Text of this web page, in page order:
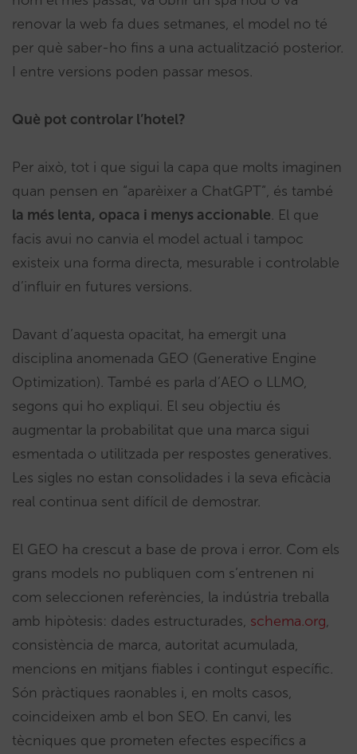
renovar la web fa dues setmanes, el model no té
per què saber-ho fins a una actualització posterior.
I entre versions poden passar mesos.
Què pot controlar l’hotel?
Per això, tot i que sigui la capa que molts imaginen
quan pensen en “aparèixer a ChatGPT”, és també
la més lenta, opaca i menys accionable. El que
facis avui no canvia el model actual i tampoc
existeix una forma directa, mesurable i controlable
d’influir en futures versions.
Davant d’aquesta opacitat, ha emergit una
disciplina anomenada GEO (Generative Engine
Optimization). També es parla d’AEO o LLMO,
segons qui ho expliqui. El seu objectiu és
augmentar la probabilitat que una marca sigui
esmentada o utilitzada per respostes generatives.
Les sigles no estan consolidades i la seva eficàcia
real continua sent difícil de demostrar.
El GEO ha crescut a base de prova i error. Com els
grans models no publiquen com s’entrenen ni
com seleccionen referències, la indústria treballa
amb hipòtesis: dades estructurades, schema.org,
consistència de marca, autoritat acumulada,
mencions en mitjans fiables i contingut específic.
Són pràctiques raonables i, en molts casos,
coincideixen amb el bon SEO. En canvi, les
tècniques que prometen efectes específics a